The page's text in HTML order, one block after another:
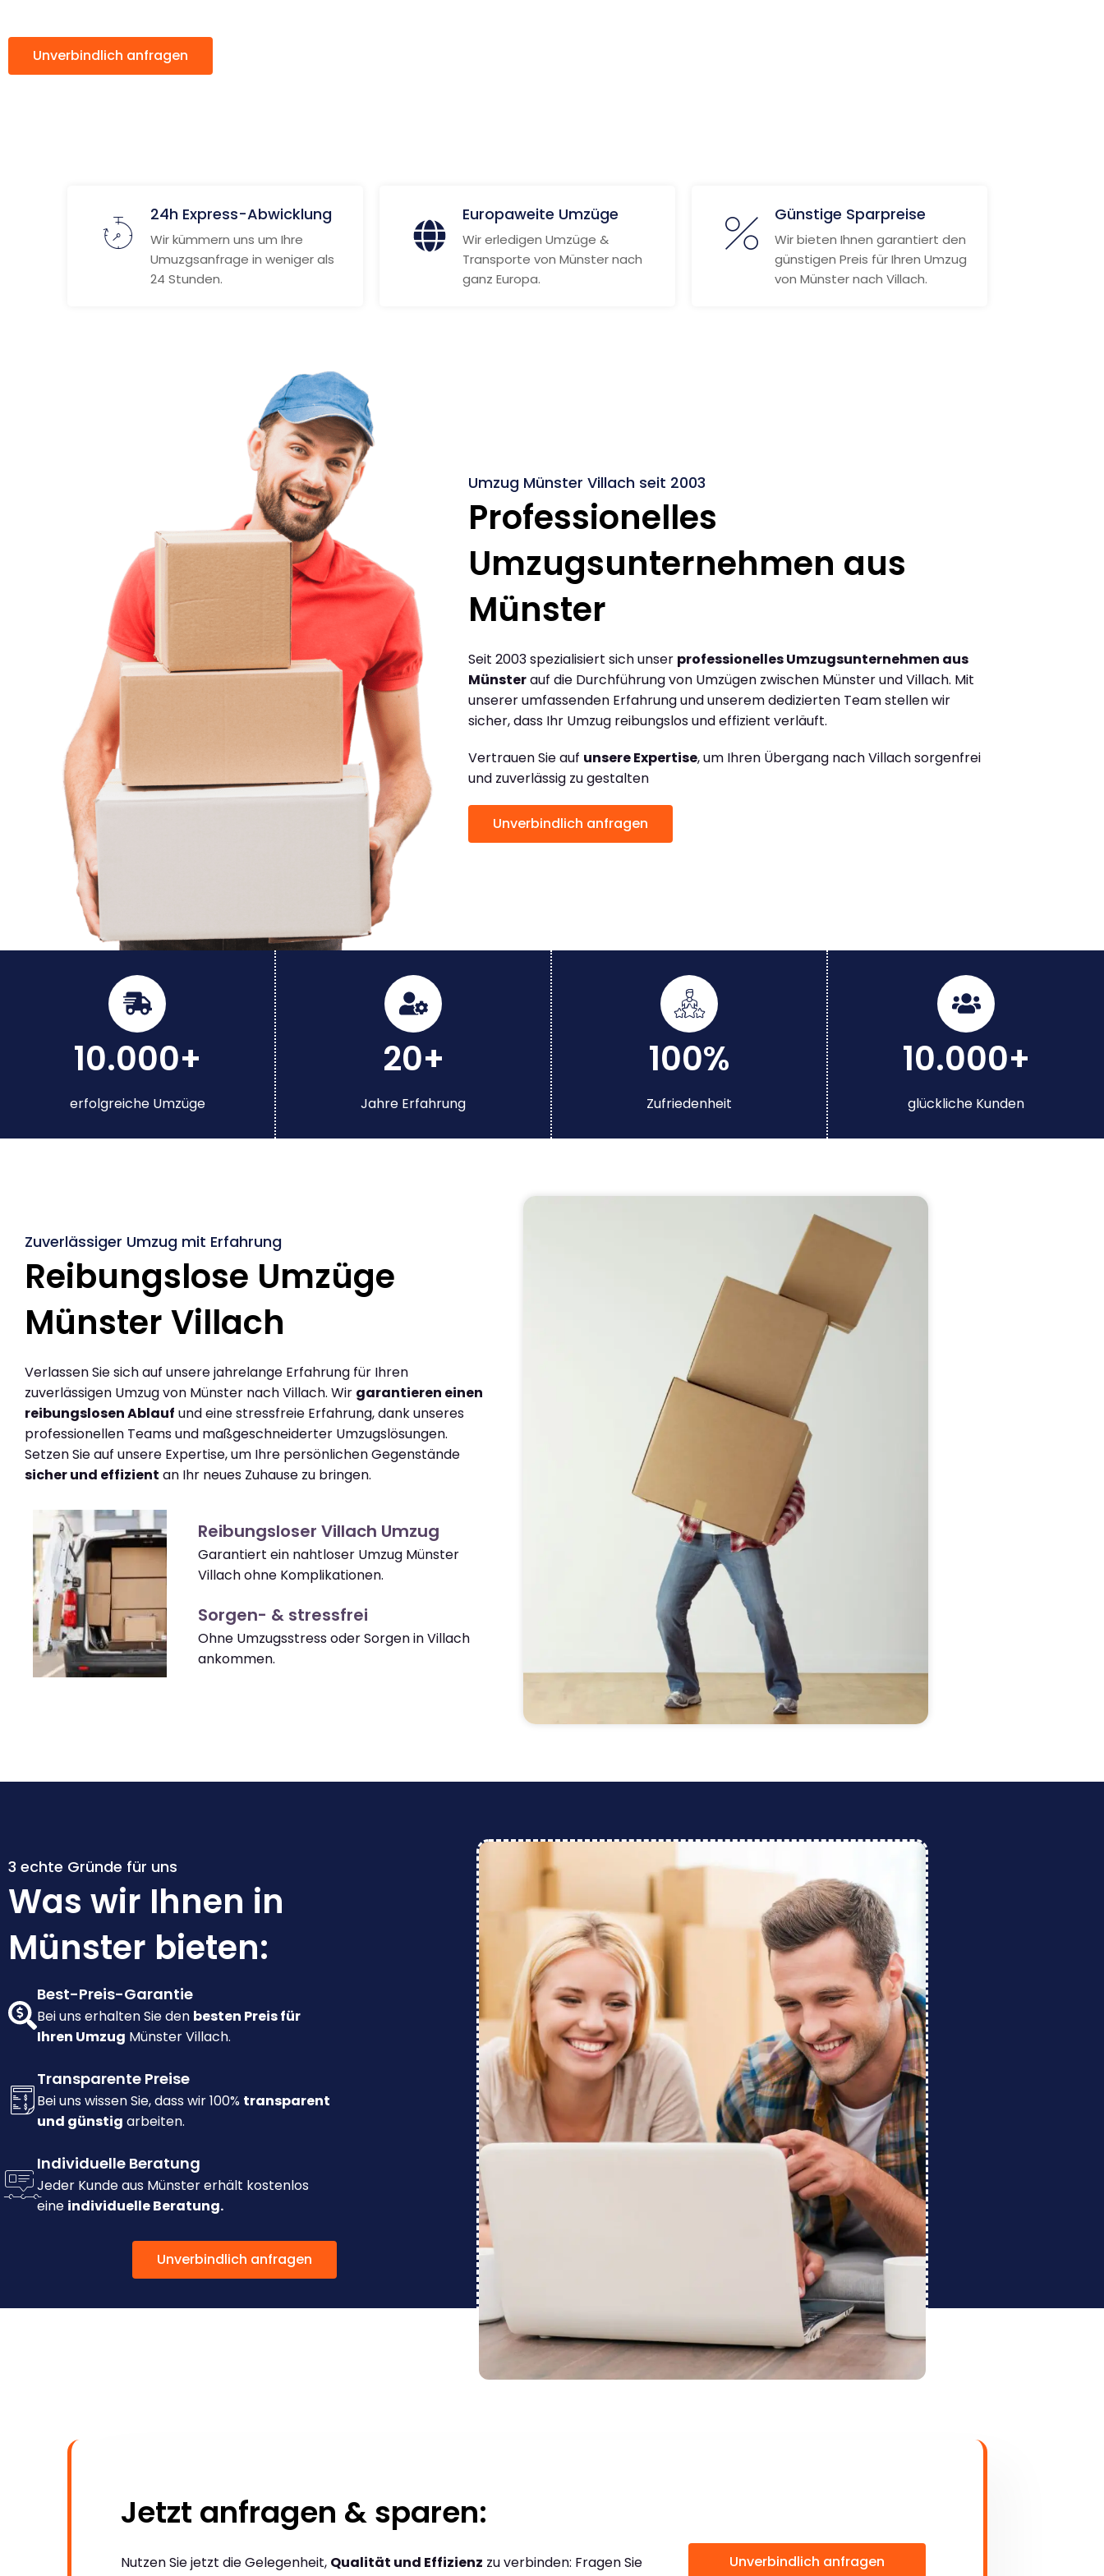
Unverbindlich anfragen
24h Express-Abwicklung
Wir kümmern uns um Ihre
Umuzgsanfrage in weniger als
24 Stunden.
Europaweite Umzüge
Wir erledigen Umzüge &
Transporte von Münster nach
ganz Europa.
Günstige Sparpreise
Wir bieten Ihnen garantiert den
günstigen Preis für Ihren Umzug
von Münster nach Villach.
Umzug Münster Villach seit 2003
Professionelles
Umzugsunternehmen aus
Münster
Seit 2003 spezialisiert sich unser professionelles Umzugsunternehmen aus
Münsterauf die Durchführung von Umzügen zwischen Münster und Villach. Mit
unserer umfassenden Erfahrung und unserem dedizierten Team stellen wir
sicher, dass Ihr Umzug reibungslos und effizient verläuft.
Vertrauen Sie auf unsere Expertise, um Ihren Übergang nach Villach sorgenfrei
und zuverlässig zu gestalten
Unverbindlich anfragen
10.000+
erfolgreiche Umzüge
20+
Jahre Erfahrung
100%
Zufriedenheit
10.000+
glückliche Kunden
Zuverlässiger Umzug mit Erfahrung
Reibungslose Umzüge
Münster Villach
Verlassen Sie sich auf unsere jahrelange Erfahrung für Ihren
zuverlässigen Umzug von Münster nach Villach. Wir garantieren einen
reibungslosen Ablauf und eine stressfreie Erfahrung, dank unseres
professionellen Teams und maßgeschneiderter Umzugslösungen.
Setzen Sie auf unsere Expertise, um Ihre persönlichen Gegenstände
sicher und effizient an Ihr neues Zuhause zu bringen.
Reibungsloser Villach Umzug
Garantiert ein nahtloser Umzug Münster
Villach ohne Komplikationen.
Sorgen- & stressfrei
Ohne Umzugsstress oder Sorgen in Villach
ankommen.
3 echte Gründe für uns
Was wir Ihnen in
Münster bieten:
Best-Preis-Garantie
Bei uns erhalten Sie den besten Preis für
Ihren Umzug Münster Villach.
Transparente Preise
Bei uns wissen Sie, dass wir 100% transparent
und günstig arbeiten.
Individuelle Beratung
Jeder Kunde aus Münster erhält kostenlos
eine individuelle Beratung.
Unverbindlich anfragen
Jetzt anfragen & sparen:
Nutzen Sie jetzt die Gelegenheit, Qualität und Effizienz zu verbinden: Fragen Sie
Unverbindlich anfragen